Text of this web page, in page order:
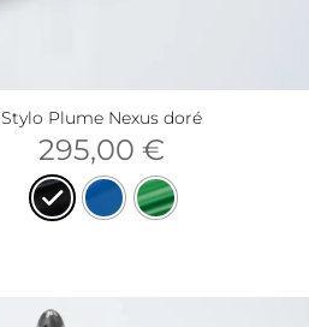
Stylo Plume Nexus doré
295,00 €